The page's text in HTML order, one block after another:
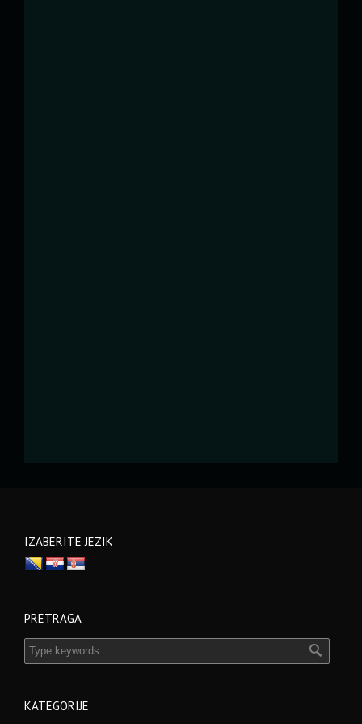
IZABERITE JEZIK
PRETRAGA
KATEGORIJE